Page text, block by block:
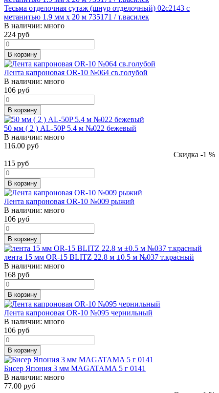
Тесьма отделочная сутаж (шнур отделочный) 02с2143 с
метанитью 1.9 мм х 20 м 735171 / т.василек
В наличии: много
224 руб
В корзину
Лента капроновая OR-10 №064 св.голубой
В наличии: много
106 руб
В корзину
50 мм ( 2 ) AL-50P 5.4 м №022 бежевый
В наличии: много
116.00 руб
Скидка -1 %
115 руб
В корзину
Лента капроновая OR-10 №009 рыжий
В наличии: много
106 руб
В корзину
лента 15 мм OR-15 BLITZ 22.8 м ±0.5 м №037 т.красный
В наличии: много
168 руб
В корзину
Лента капроновая OR-10 №095 чернильный
В наличии: много
106 руб
В корзину
Бисер Япония 3 мм MAGATAMA 5 г 0141
В наличии: много
77.00 руб